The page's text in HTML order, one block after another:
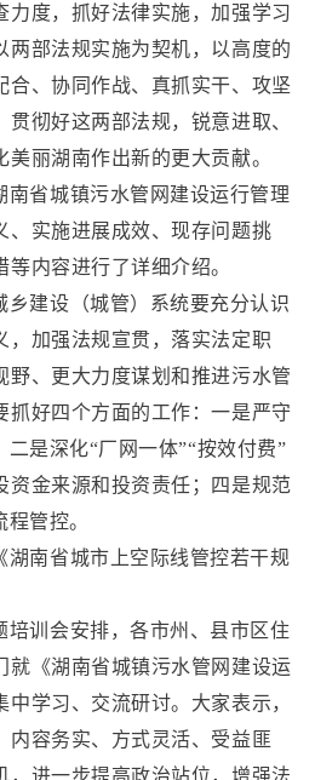
力度，抓好法律实施，加强学习
两部法规实施为契机，以高度的
合、协同作战、真抓实干、攻坚
彻好这两部法规，锐意进取、
丽湖南作出新的更大贡献。
南省城镇污水管网建设运行管理
、实施进展成效、现存问题挑
内容进行了详细介绍。
乡建设（城管）系统要充分认识
，加强法规宣贯，落实法定职
野、更大力度谋划和推进污水管
抓好四个方面的工作：一是严守
二是深化“厂网一体”“按效付费”
资金来源和投资责任；四是规范
管控。
湖南省城市上空际线管控若干规
培训会安排，各市州、县市区住
就《湖南省城镇污水管网建设运
学习、交流研讨。大家表示，
内容务实、方式灵活、受益匪
，进一步提高政治站位，增强法